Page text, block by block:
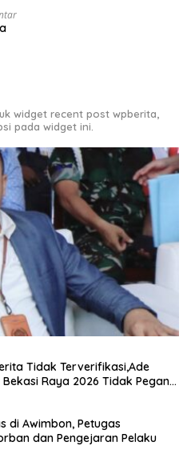
widget recent post wpberita,
pada widget ini.
Tidak Terverifikasi,Ade
Bekasi Raya 2026 Tidak Pegang
di Awimbon, Petugas
dan Pengejaran Pelaku